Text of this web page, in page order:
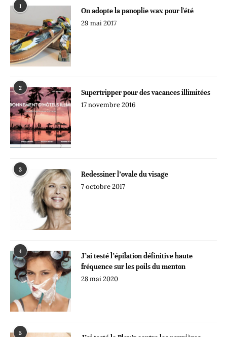
1
On adopte la panoplie wax pour l'été
29 mai 2017
2
Supertripper pour des vacances illimitées
17 novembre 2016
3
Redessiner l’ovale du visage
7 octobre 2017
4
J’ai testé l’épilation définitive haute
fréquence sur les poils du menton
28 mai 2020
5